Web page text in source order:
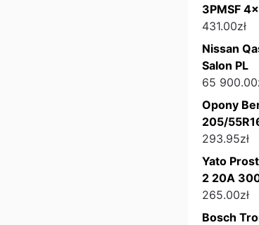
3PMSF
431.00zł
Nissan
Salon PL
65 900.00
Opony
205/
293.95zł
Yato
2 20A
265.00zł
Bosch